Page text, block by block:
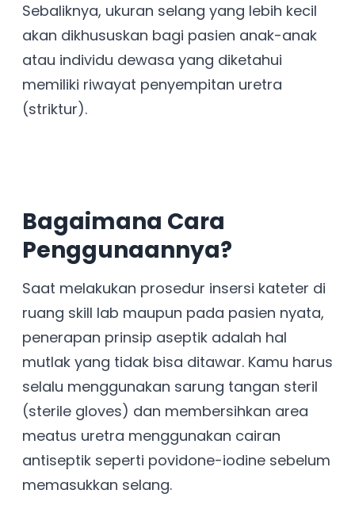
Sebaliknya, ukuran selang yang lebih kecil
akan dikhususkan bagi pasien anak-anak
atau individu dewasa yang diketahui
memiliki riwayat penyempitan uretra
(striktur).
Bagaimana Cara
Penggunaannya?
Saat melakukan prosedur insersi kateter di
ruang skill lab maupun pada pasien nyata,
penerapan prinsip aseptik adalah hal
mutlak yang tidak bisa ditawar. Kamu harus
selalu menggunakan sarung tangan steril
(sterile gloves) dan membersihkan area
meatus uretra menggunakan cairan
antiseptik seperti povidone-iodine sebelum
memasukkan selang.